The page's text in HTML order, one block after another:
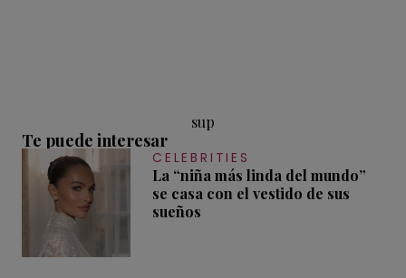
sup
Te puede interesar
CELEBRITIES
La “niña más linda del mundo”
se casa con el vestido de sus
sueños